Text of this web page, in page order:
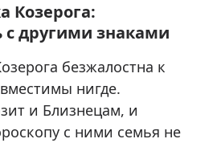
Козерога:
с другими знаками
безжалостна к
нигде.
и Близнецам, и
с ними семья не